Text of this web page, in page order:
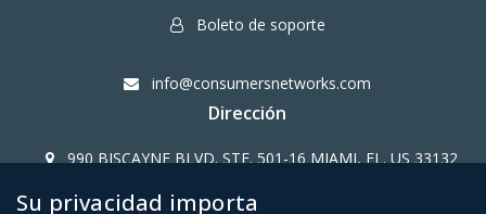
Boleto de soporte
info@consumersnetworks.com
Dirección
990 BISCAYNE BLVD. STE. 501-16 MIAMI, FL. US 33132
Su privacidad importa